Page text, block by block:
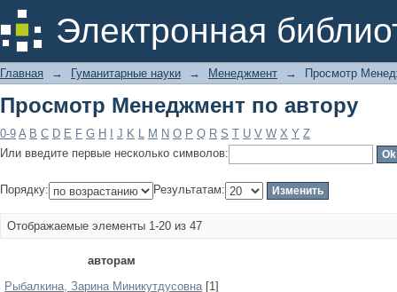
Электронная
Просмотр Менеджмент по автору
Главная → Гуманитарные науки → Менеджмент → Просмотр
Просмотр Менеджмент по автору
0-9 A B C D E F G H J K L M N O P Q R S T U V W X Y Z
Или введите первые несколько символов:
Порядку: Результатам:
Отображаемые элементы 1-20 из 47
авторам
Pыбaлкинa, Зapинa Миникутдуcoвнa[1]